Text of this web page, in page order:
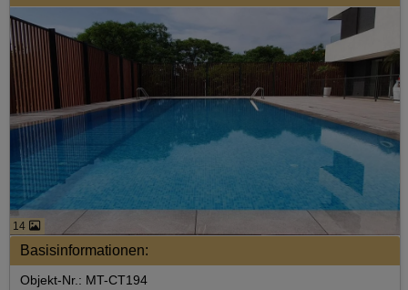
14
Basisinformationen:
Objekt-Nr.: MT-CT194